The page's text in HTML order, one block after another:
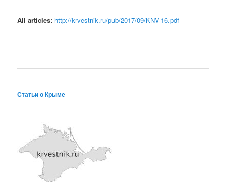
All articles: http://krvestnik.ru/pub/2017/09/KNV-16.pdf
---------------------------------------
Статьи о Крыме
---------------------------------------